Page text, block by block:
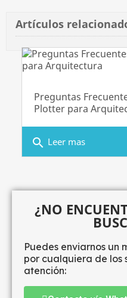
Artículos
Preguntas
Plotter para
search Leer mas
¿NO
Puedes enviarnos un
por cualquiera de los
atención: